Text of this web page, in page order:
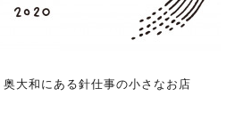
大和にある針仕事の小さなお店